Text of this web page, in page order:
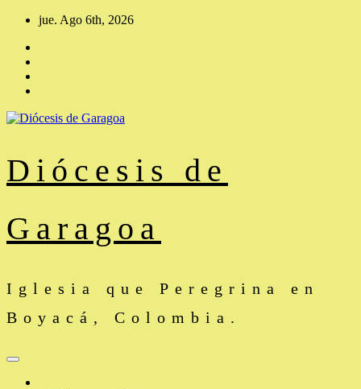
Saltar
contenido
jue. Ago 6th, 2026
Diócesis de
Garagoa
Iglesia que Peregrina en
Boyacá, Colombia.